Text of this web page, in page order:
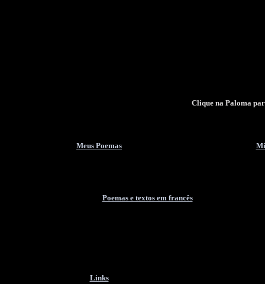
Clique na Paloma
Meus Poemas
Poemas e textos em francês
Links